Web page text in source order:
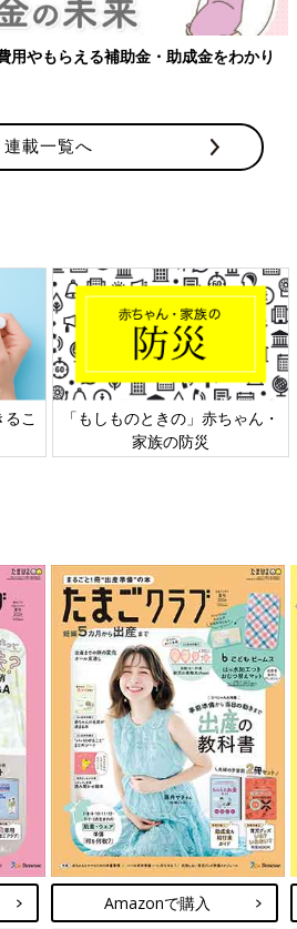
用やもらえる補助金・助成金をわかり
連載一覧へ
こ
「もしものときの」赤ちゃん・
家族の防災
Amazonで購入